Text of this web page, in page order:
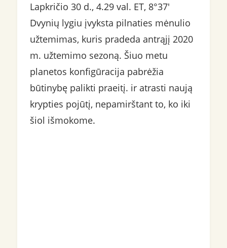
Lapkričio 30 d., 4.29 val. ET, 8°37'
Dvynių lygiu įvyksta pilnaties mėnulio
užtemimas, kuris pradeda antrąjį 2020
m. užtemimo sezoną. Šiuo metu
planetos konfigūracija pabrėžia
būtinybę palikti praeitį. ir atrasti naują
krypties pojūtį, nepamirštant to, ko iki
šiol išmokome.